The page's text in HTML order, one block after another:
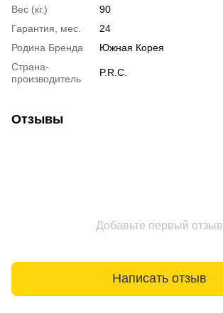
Вес (кг.)
90
Гарантия, мес.
24
Родина Бренда
Южная Корея
Страна-
производитель
P.R.C.
Отзывы
Добавьте первый отзыв
Написать отзыв